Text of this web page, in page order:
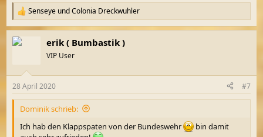
R
e
a
k
e
n
Senseye undColonia Dreckwuhler
erik ( Bumbastik )
VIP User
28 April 2020 #7
Dominik schrieb:
Ich hab den Klappspaten von der Bundeswehr
bin damit